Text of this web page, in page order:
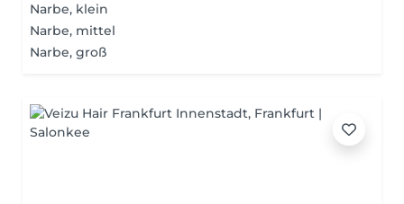
Narbe, klein
Narbe, mittel
Narbe, groß